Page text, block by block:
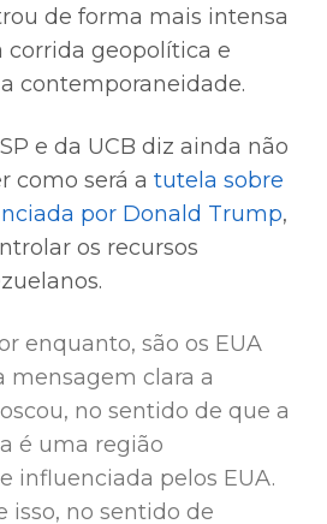
de forma mais intensa
corrida geopolítica e
contemporaneidade.
e da UCB diz ainda não
como será atutela sobre
por Donald Trump,
os recursos
enquanto, são os EUA
mensagem clara a
no sentido de que a
é uma região
influenciada pelos EUA.
isso, no sentido de